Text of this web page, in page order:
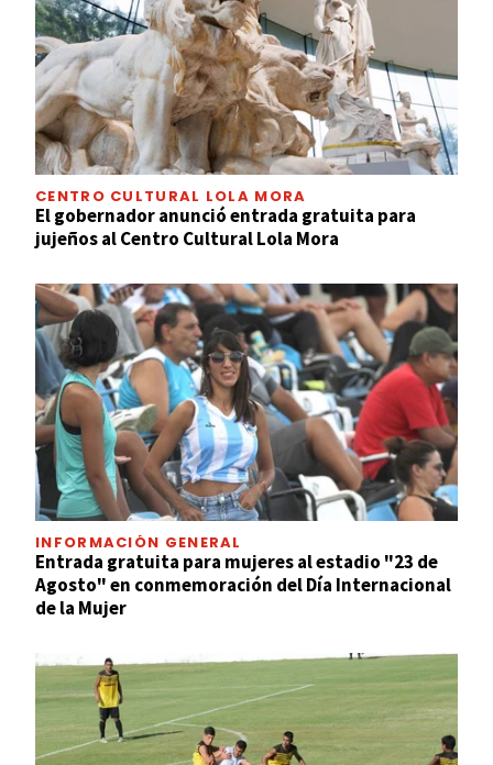
CENTRO CULTURAL LOLA MORA
El gobernador anunció entrada gratuita para
jujeños al Centro Cultural Lola Mora
INFORMACIÓN GENERAL
Entrada gratuita para mujeres al estadio "23 de
Agosto" en conmemoración del Día Internacional
de la Mujer